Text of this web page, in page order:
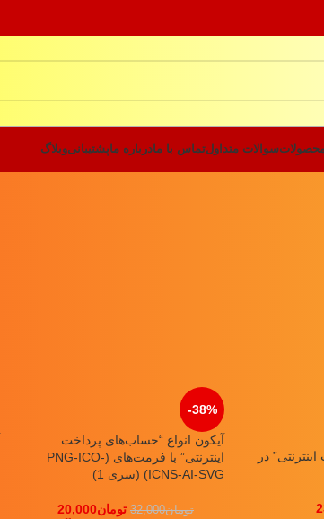
سوالات متداولتماس با مادرباره ماپشتیبانیوبلاگ
در
-38%
آیکون انواع “حساب‌های پرداخت
اینترنتی” با فرمت‌های (PNG-ICO-
ICNS-AI-SVG) (سری 1)
تومان32,000 تومان20,000